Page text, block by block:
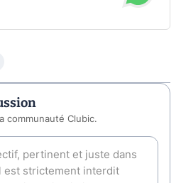
communauté Clubic.